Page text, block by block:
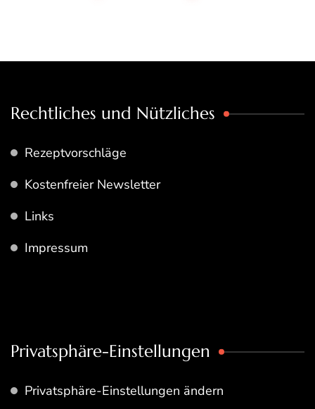
Rechtliches und Nützliches
Rezeptvorschläge
Kostenfreier Newsletter
Links
Impressum
Privatsphäre-Einstellungen
Privatsphäre-Einstellungen ändern